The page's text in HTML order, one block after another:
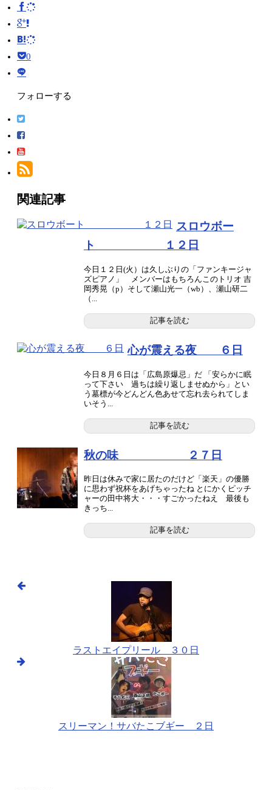
0
フォローする
関連記事
スロウボー
ト １２日
今日１２日(火）は久しぶりの「ファンキージャ
ズピアノ」 メンバーはもちろんこのトリオ 吉
岡秀晃（p）そして瀬山光一（wb）、瀬山研二
（...
記事を読む
心が震える夜 ６日
今日８月６日は「広島原爆忌」だ 「安らかに眠
って下さい 過ちは繰り返しませぬから」とい
う墓標が今どんどん色あせて忘れ去られてしま
いそう...
記事を読む
秋の味 ２７日
昨日は休みで家に居たのだけど「楽天」の優勝
に思わず祝杯をあげちゃったね とにかくピッチ
ャーの田中将大・・・すごかったねえ 最後も
きっち...
記事を読む
ラストエイプリール ３０日
スリーマン！サバたこブギー ２日